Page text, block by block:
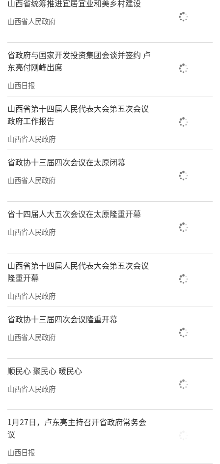
山西省统筹推进宜居宜业和美乡村建设
山西省人民政府
省政府与国家开发投资集团会谈并签约 卢
东亮付刚峰出席
山西日报
山西省第十四届人民代表大会第五次会议
政府工作报告
山西省人民政府
省政协十三届四次会议在太原闭幕
山西省人民政府
省十四届人大五次会议在太原隆重开幕
山西省人民政府
山西省第十四届人民代表大会第五次会议
隆重开幕
山西省人民政府
省政协十三届四次会议隆重开幕
山西省人民政府
顺民心 聚民心 暖民心
山西省人民政府
1月27日，卢东亮主持召开省政府常务会
议
山西日报